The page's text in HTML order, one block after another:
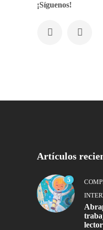
¡Síguenos!
Artículos
5